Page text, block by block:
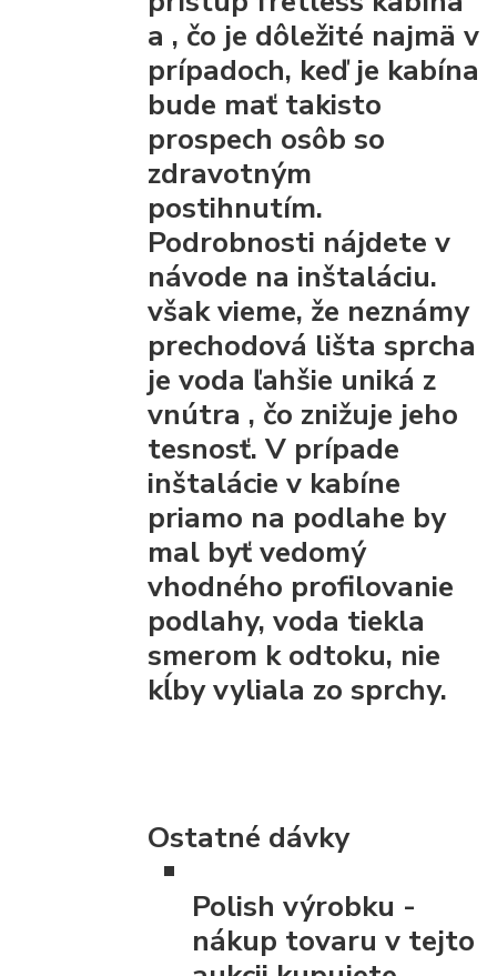
a , čo je dôležité najmä v
prípadoch, keď je kabína
bude mať takisto
prospech osôb so
zdravotným
postihnutím.
Podrobnosti nájdete v
návode na inštaláciu.
však vieme, že neznámy
prechodová lištasprcha
je voda ľahšie uniká z
vnútra , čo znižuje jeho
tesnosť. V prípade
inštalácie v kabíne
priamo na podlahe by
mal byť vedomý
vhodného profilovanie
podlahy, voda tiekla
smerom k odtoku, nie
kĺby vyliala zo sprchy.
Ostatné dávky
Polish výrobku -
nákup tovaru v tejto